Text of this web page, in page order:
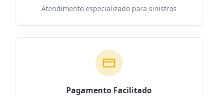
Atendimento especializado para sinistros
Pagamento Facilitado